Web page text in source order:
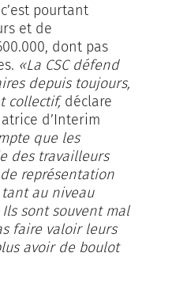
pourtant
et de
dont pas
«La CSC défend
depuis toujours,
collectif,déclare
d’Interim
que les
des travailleurs
représentation
au niveau
sont souvent mal
faire valoir leurs
avoir de boulot